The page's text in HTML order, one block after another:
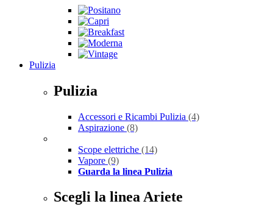
Pulizia
Pulizia
Accessori e Ricambi Pulizia (4)
Aspirazione (8)
Scope elettriche (14)
Vapore (9)
Guarda la linea Pulizia
Scegli la linea Ariete